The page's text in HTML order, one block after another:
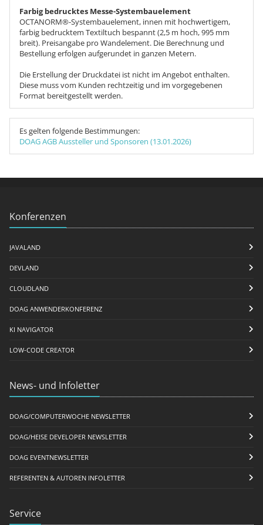
Farbig bedrucktes Messe-Systembauelement
OCTANORM®-Systembauelement, innen mit hochwertigem,
farbig bedrucktem Textiltuch bespannt (2,5 m hoch, 995 mm
breit). Preisangabe pro Wandelement. Die Berechnung und
Bestellung erfolgen aufgerundet in ganzen Metern.
Die Erstellung der Druckdatei ist nicht im Angebot enthalten.
Diese muss vom Kunden rechtzeitig und im vorgegebenen
Format bereitgestellt werden.
Es gelten folgende Bestimmungen:
DOAG AGB Aussteller und Sponsoren (13.01.2026)
Konferenzen
JAVALAND
DEVLAND
CLOUDLAND
DOAG ANWENDERKONFERENZ
KI NAVIGATOR
LOW-CODE CREATOR
News- und Infoletter
DOAG/COMPUTERWOCHE NEWSLETTER
DOAG/HEISE DEVELOPER NEWSLETTER
DOAG EVENTNEWSLETTER
REFERENTEN & AUTOREN INFOLETTER
Service